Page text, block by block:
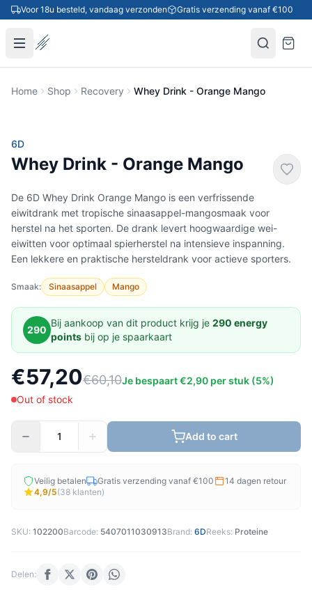
Ga naar inhoud
Voor 18u besteld, vandaag verzonden Gratis verzending vanaf €100
Home Shop Recovery Whey Drink - Orange Mango
6D
Whey Drink - Orange Mango
De 6D Whey Drink Orange Mango is een verfrissende
eiwitdrank met tropische sinaasappel-mangosmaak voor
herstel na het sporten. De drank levert hoogwaardige wei-
eiwitten voor optimaal spierherstel na intensieve inspanning.
Een lekkere en praktische hersteldrank voor actieve sporters.
Smaak: Sinaasappel Mango
290
Bij aankoop van dit product krijg je 290 energy
points bij op je spaarkaart
€57,20€60,10Je bespaart €2,90 per stuk (5%)
Out of stock
Add to cart
Veilig betalen Gratis verzending vanaf €100
14 dagen retour
4,9/5(38 klanten)
SKU: 102200Barcode: 5407011030913Brand: 6DReeks: Proteine
Delen: